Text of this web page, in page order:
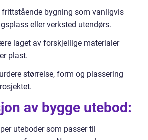
frittstående bygning som vanligvis
eller verksted utendørs.
laget av forskjellige materialer
plast.
størrelse, form og plassering
av bygge utebod:
uteboder som passer til